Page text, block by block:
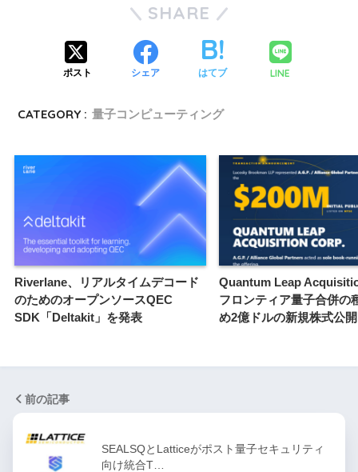
SHARE
ポスト シェア はてブ LINE
CATEGORY : 量子コンピューティング
Riverlane、リアルタイムデコード
のためのオープンソースQEC
SDK「Deltakit」を発表
Quantum Leap
フロンティア量子合併の
め2億ドルの新規株式公
前の記事
SEALSQとLatticeがポスト量子セキュリティ
向け統合T…